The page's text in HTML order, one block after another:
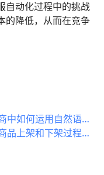
自动化过程中的挑战
的降低，从而在竞争
智能客服系统在跨境电商中如何运用自然语言处理技术提升用户体验？
自动化技术在跨境电商商品上架和下架过程中如何发挥作用？